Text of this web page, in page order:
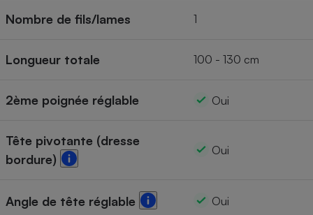
Nombre de fils/lames 1
Longueur totale 100 - 130 cm
2ème poignée réglable Oui
Tête pivotante (dresse
bordure)
Oui
Angle de tête réglable Oui